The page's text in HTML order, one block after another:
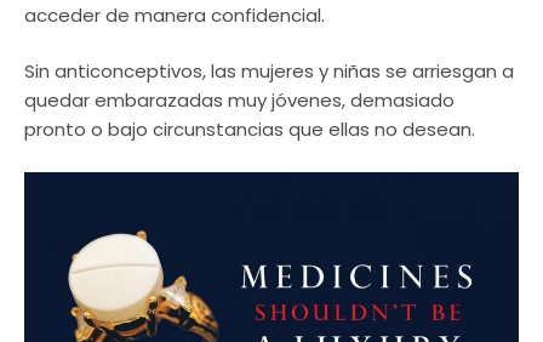
acceder de manera confidencial.
Sin anticonceptivos, las mujeres y niñas se arriesgan a
quedar embarazadas muy jóvenes, demasiado
pronto o bajo circunstancias que ellas no desean.